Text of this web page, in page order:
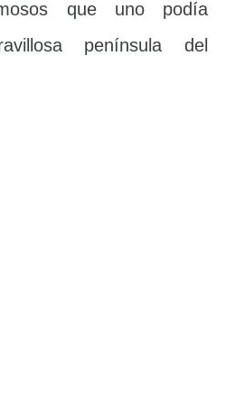
que uno podía
península del